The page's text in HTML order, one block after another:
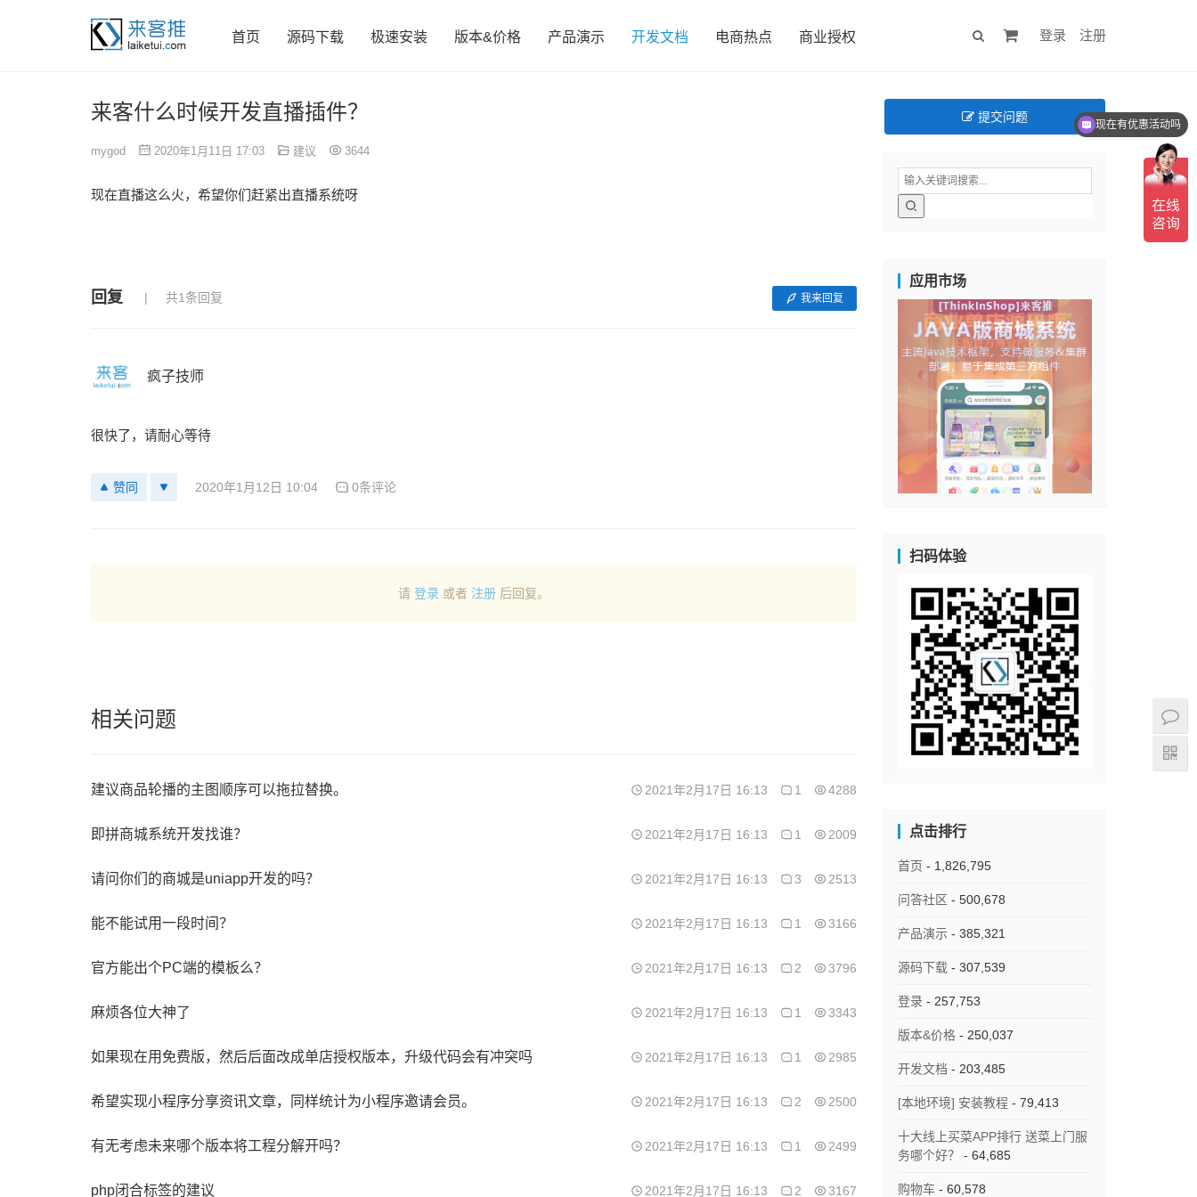
首页 源码下载 极速安装 版本&价格 产品演示 开发文档 电商热点 商业授权 登录 注册
来客什么时候开发直播插件？
mygod 2020年1月11日 17:03 建议 3644
现在直播这么火，希望你们赶紧出直播系统呀
回复 共1条回复 我来回复
疯子技师
很快了，请耐心等待
赞同 2020年1月12日 10:04 0条评论
请 登录 或者 注册 后回复。
相关问题
建议商品轮播的主图顺序可以拖拉替换。 2021年2月17日 16:13 1 4288
即拼商城系统开发找谁？ 2021年2月17日 16:13 1 2009
请问你们的商城是uniapp开发的吗？ 2021年2月17日 16:13 3 2513
能不能试用一段时间？ 2021年2月17日 16:13 1 3166
官方能出个PC端的模板么？ 2021年2月17日 16:13 2 3796
麻烦各位大神了 2021年2月17日 16:13 1 3343
如果现在用免费版，然后后面改成单店授权版本，升级代码会有冲突吗 2021年2月17日 16:13 1 2985
希望实现小程序分享资讯文章，同样统计为小程序邀请会员。 2021年2月17日 16:13 2 2500
有无考虑未来哪个版本将工程分解开吗？ 2021年2月17日 16:13 1 2499
php闭合标签的建议 2021年2月17日 16:13 2 3167
提交问题
应用市场
扫码体验
点击排行
首页 - 1,826,795
问答社区 - 500,678
产品演示 - 385,321
源码下载 - 307,539
登录 - 257,753
版本&价格 - 250,037
开发文档 - 203,485
[本地环境] 安装教程 - 79,413
十大线上买菜APP排行 送菜上门服
务哪个好？
- 64,685
购物车 - 60,578
可以介绍下你们的产品么
现在有优惠活动吗